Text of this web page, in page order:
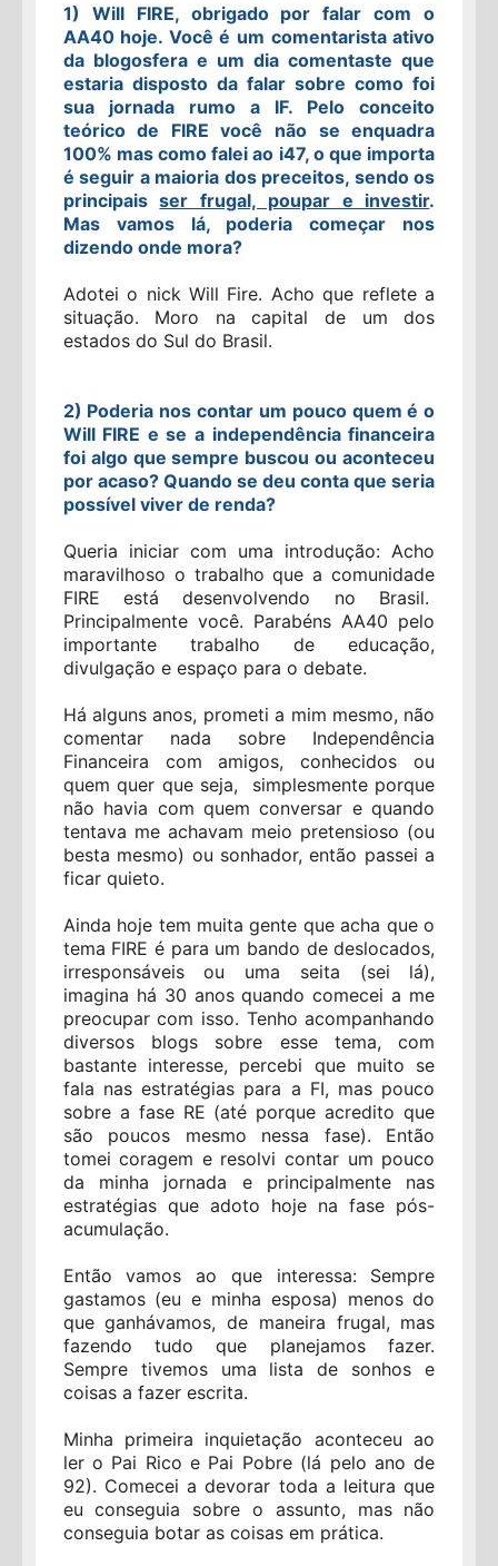
1) Will FIRE, obrigado por falar com o
AA40 hoje. Você é um comentarista ativo
da blogosfera e um dia comentaste que
estaria disposto da falar sobre como foi
sua jornada rumo a IF. Pelo conceito
teórico de FIRE você não se enquadra
100% mas como falei ao i47, o que importa
é seguir a maioria dos preceitos, sendo os
principaisser frugal, poupar e investir.
Mas vamos lá, poderia começar nos
dizendo onde mora?
Adotei o nick Will Fire. Acho que reflete a
situação. Moro na capital de um dos
estados do Sul do Brasil.
2) Poderia nos contar um pouco quem é o
Will FIRE e se a independência financeira
foi algo que sempre buscou ou aconteceu
por acaso? Quando se deu conta que seria
possível viver de renda?
Queria iniciar com uma introdução: Acho
maravilhoso o trabalho que a comunidade
FIRE está desenvolvendo no Brasil.
Principalmente você. Parabéns AA40 pelo
importante trabalho de educação,
divulgação e espaço para o debate.
Há alguns anos, prometi a mim mesmo, não
comentar nada sobre Independência
Financeira com amigos, conhecidos ou
quem quer que seja, simplesmente porque
não havia com quem conversar e quando
tentava me achavam meio pretensioso (ou
besta mesmo) ou sonhador, então passei a
ficar quieto.
Ainda hoje tem muita gente que acha que o
tema FIRE é para um bando de deslocados,
irresponsáveis ou uma seita (sei lá),
imagina há 30 anos quando comecei a me
preocupar com isso. Tenho acompanhando
diversos blogs sobre esse tema, com
bastante interesse, percebi que muito se
fala nas estratégias para a FI, mas pouco
sobre a fase RE (até porque acredito que
são poucos mesmo nessa fase). Então
tomei coragem e resolvi contar um pouco
da minha jornada e principalmente nas
estratégias que adoto hoje na fase pós-
acumulação.
Então vamos ao que interessa: Sempre
gastamos (eu e minha esposa) menos do
que ganhávamos, de maneira frugal, mas
fazendo tudo que planejamos fazer.
Sempre tivemos uma lista de sonhos e
coisas a fazer escrita.
Minha primeira inquietação aconteceu ao
ler o Pai Rico e Pai Pobre (lá pelo ano de
92). Comecei a devorar toda a leitura que
eu conseguia sobre o assunto, mas não
conseguia botar as coisas em prática.